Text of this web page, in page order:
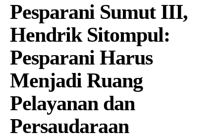
Pesparani Sumut III,
Hendrik Sitompul:
Pesparani Harus
Menjadi Ruang
Pelayanan dan
Persaudaraan